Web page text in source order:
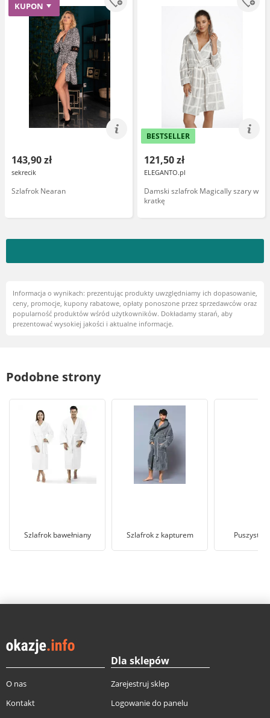
KUPON
143,90 zł
sekrecik
Szlafrok Nearan
BESTSELLER
121,50 zł
ELEGANTO.pl
Damski szlafrok Magically szary w
kratkę
Informacja o wynikach: prezentując produkty uwzględniamy ich dopasowanie,
ceny, promocje, kupony rabatowe, opłaty ponoszone przez sprzedawców oraz
popularność produktów wśród użytkowników. Dokładamy starań, aby
prezentować wysokiej jakości i aktualne informacje.
Podobne strony
Szlafrok bawełniany Szlafrok z kapturem Puszysty
O nas
Kontakt
Dla sklepów
Zarejestruj sklep
Logowanie do panelu